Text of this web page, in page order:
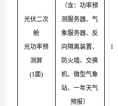
光伏二次
舱
光功率预
测屏
(1面)
（含：功率预
测服务器、气
象服务器、反
向隔离装置、
防火墙、交换
机、微型气象
站、一年天气
预报）
1